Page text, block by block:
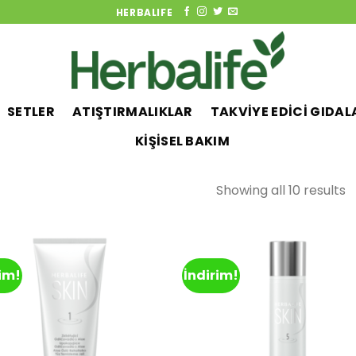
HERBALIFE
SETLER ATIŞTIRMALIKLAR TAKVİYE EDİCİ
KİŞİSEL BAKIM
Showing all 10 results
İndirim!